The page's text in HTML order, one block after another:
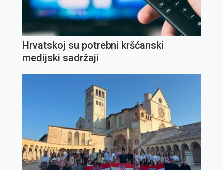
Hrvatskoj su potrebni kršćanski
medijski sadržaji